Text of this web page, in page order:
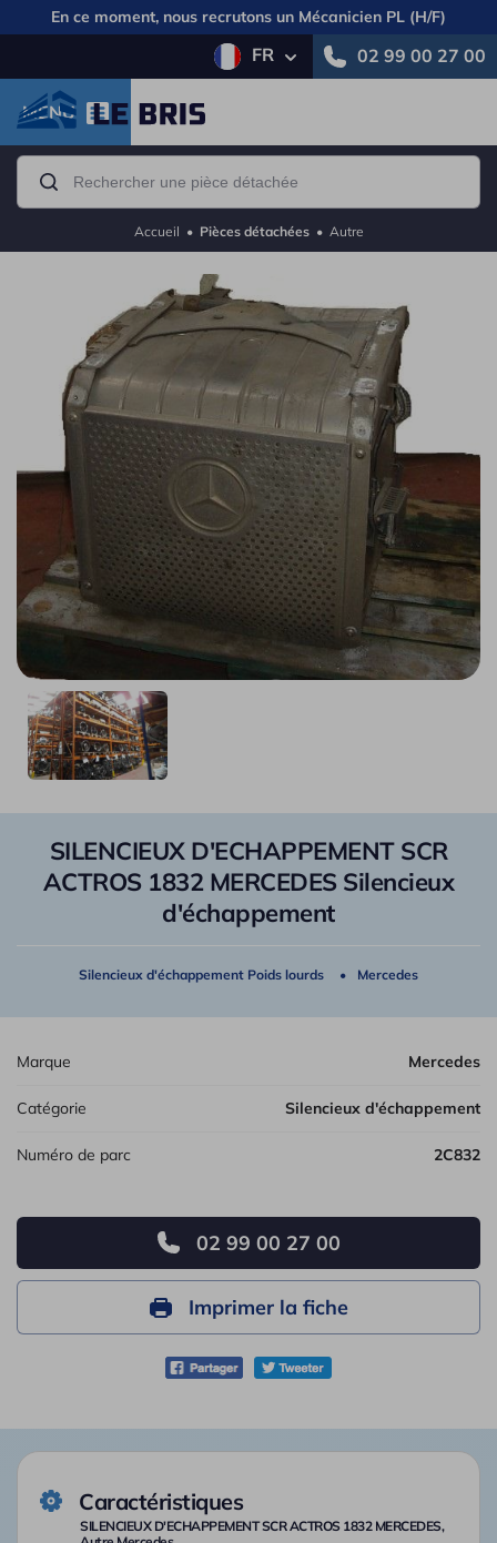
En ce moment, nous recrutons un Mécanicien PL (H/F)
FR 02 99 00 27 00
MENU
Accueil • Pièces détachées• Autre
SILENCIEUX D'ECHAPPEMENT SCR
ACTROS 1832 MERCEDES Silencieux
d'échappement
Silencieux d'échappement Poids lourds Mercedes
Marque Mercedes
Catégorie Silencieux d'échappement
Numéro de parc 2C832
02 99 00 27 00
Imprimer la fiche
Caractéristiques
SILENCIEUX D'ECHAPPEMENT SCR ACTROS 1832 MERCEDES,